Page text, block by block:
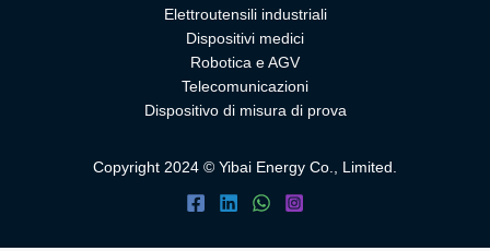
Elettroutensili industriali
Dispositivi medici
Robotica e AGV
Telecomunicazioni
Dispositivo di misura di prova
Copyright 2024 © Yibai Energy Co., Limited.